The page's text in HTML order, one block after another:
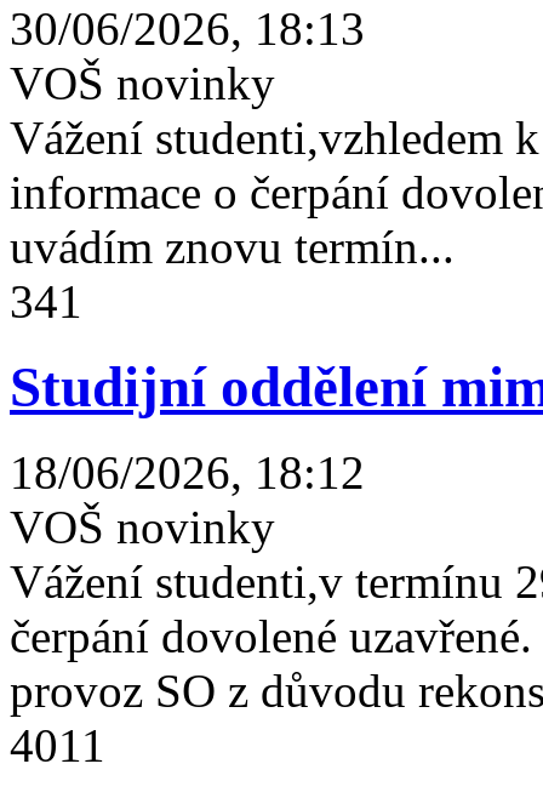
30/06/2026, 18:13
VOŠ novinky
Vážení studenti,vzhledem
informace o čerpání
uvádím znovu termín...
341
Studijní oddělení
18/06/2026, 18:12
VOŠ novinky
Vážení studenti,v termínu
čerpání dovolené
provoz SO z důvodu
4011